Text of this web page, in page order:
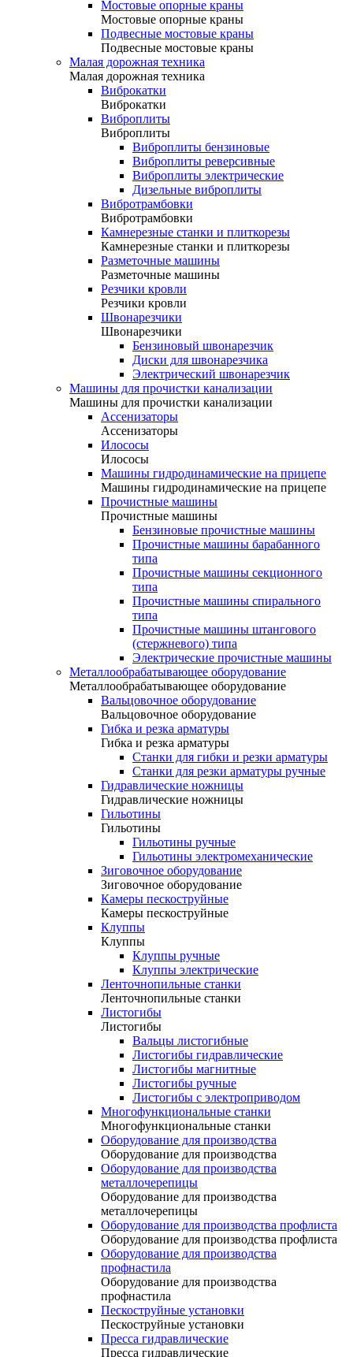
Мостовые опорные краны
Мостовые опорные краны
Подвесные мостовые краны
Подвесные мостовые краны
Малая дорожная техника
Малая дорожная техника
Виброкатки
Виброкатки
Виброплиты
Виброплиты
Виброплиты бензиновые
Виброплиты реверсивные
Виброплиты электрические
Дизельные виброплиты
Вибротрамбовки
Вибротрамбовки
Камнерезные станки и плиткорезы
Камнерезные станки и плиткорезы
Разметочные машины
Разметочные машины
Резчики кровли
Резчики кровли
Швонарезчики
Швонарезчики
Бензиновый швонарезчик
Диски для швонарезчика
Электрический швонарезчик
Машины для прочистки канализации
Машины для прочистки канализации
Ассенизаторы
Ассенизаторы
Илососы
Илососы
Машины гидродинамические на прицепе
Машины гидродинамические на прицепе
Прочистные машины
Прочистные машины
Бензиновые прочистные машины
Прочистные машины барабанного
типа
Прочистные машины секционного
типа
Прочистные машины спирального
типа
Прочистные машины штангового
(стержневого) типа
Электрические прочистные машины
Металлообрабатывающее оборудование
Металлообрабатывающее оборудование
Вальцовочное оборудование
Вальцовочное оборудование
Гибка и резка арматуры
Гибка и резка арматуры
Станки для гибки и резки арматуры
Станки для резки арматуры ручные
Гидравлические ножницы
Гидравлические ножницы
Гильотины
Гильотины
Гильотины ручные
Гильотины электромеханические
Зиговочное оборудование
Зиговочное оборудование
Камеры пескоструйные
Камеры пескоструйные
Клуппы
Клуппы
Клуппы ручные
Клуппы электрические
Ленточнопильные станки
Ленточнопильные станки
Листогибы
Листогибы
Вальцы листогибные
Листогибы гидравлические
Листогибы магнитные
Листогибы ручные
Листогибы с электроприводом
Многофункциональные станки
Многофункциональные станки
Оборудование для производства
Оборудование для производства
Оборудование для производства
металлочерепицы
Оборудование для производства
металлочерепицы
Оборудование для производства профлиста
Оборудование для производства профлиста
Оборудование для производства
профнастила
Оборудование для производства
профнастила
Пескоструйные установки
Пескоструйные установки
Пресса гидравлические
Пресса гидравлические